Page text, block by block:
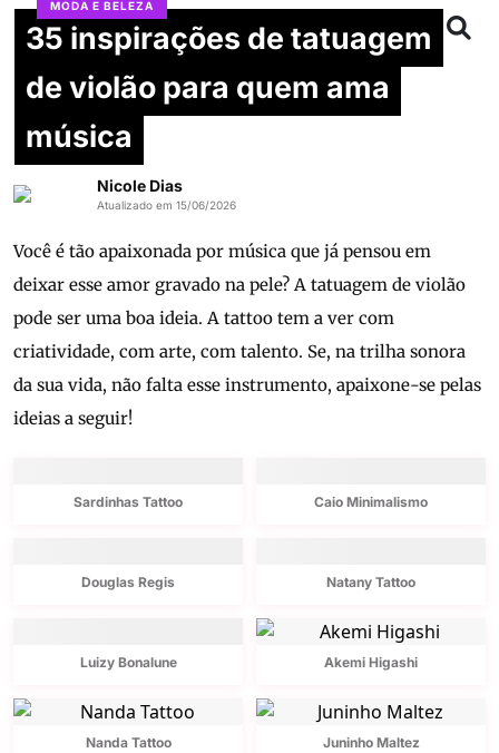
MODA E BELEZA
35 inspirações de tatuagem
de violão para quem ama
música
Nicole Dias
Atualizado em 15/06/2026
Você é tão apaixonada por música que já pensou em
deixar esse amor gravado na pele? A tatuagem de violão
pode ser uma boa ideia. A tattoo tem a ver com
criatividade, com arte, com talento. Se, na trilha sonora
da sua vida, não falta esse instrumento, apaixone-se pelas
ideias a seguir!
Sardinhas Tattoo Caio Minimalismo
Douglas Regis Natany Tattoo
Luizy Bonalune Akemi Higashi
Nanda Tattoo Juninho Maltez